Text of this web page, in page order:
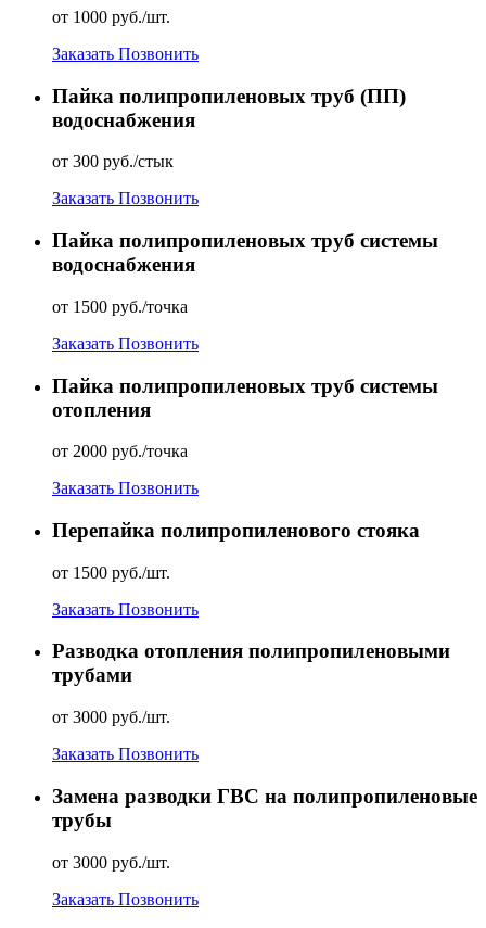
от 1000 руб./шт.
Заказать Позвонить
Пайка полипропиленовых труб (ПП)
водоснабжения
от 300 руб./стык
Заказать Позвонить
Пайка полипропиленовых труб системы
водоснабжения
от 1500 руб./точка
Заказать Позвонить
Пайка полипропиленовых труб системы
отопления
от 2000 руб./точка
Заказать Позвонить
Перепайка полипропиленового стояка
от 1500 руб./шт.
Заказать Позвонить
Разводка отопления полипропиленовыми
трубами
от 3000 руб./шт.
Заказать Позвонить
Замена разводки ГВС на полипропиленовые
трубы
от 3000 руб./шт.
Заказать Позвонить